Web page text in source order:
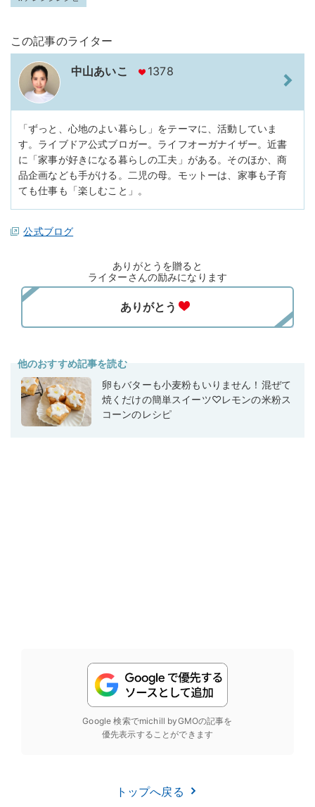
この記事のライター
中山あいこ 1378
「ずっと、心地のよい暮らし」をテーマに、活動していま
す。ライブドア公式ブロガー。ライフオーガナイザー。近書
に「家事が好きになる暮らしの工夫」がある。そのほか、商
品企画なども手がける。二児の母。モットーは、家事も子育
ても仕事も「楽しむこと」。
公式ブログ
ありがとうを贈ると
ライターさんの励みになります
他のおすすめ記事を読む
卵もバターも小麦粉もいりません！混ぜて
焼くだけの簡単スイーツ♡レモンの米粉ス
コーンのレシピ
Google 検索でmichill byGMOの記事を
優先表示することができます
トップへ戻る